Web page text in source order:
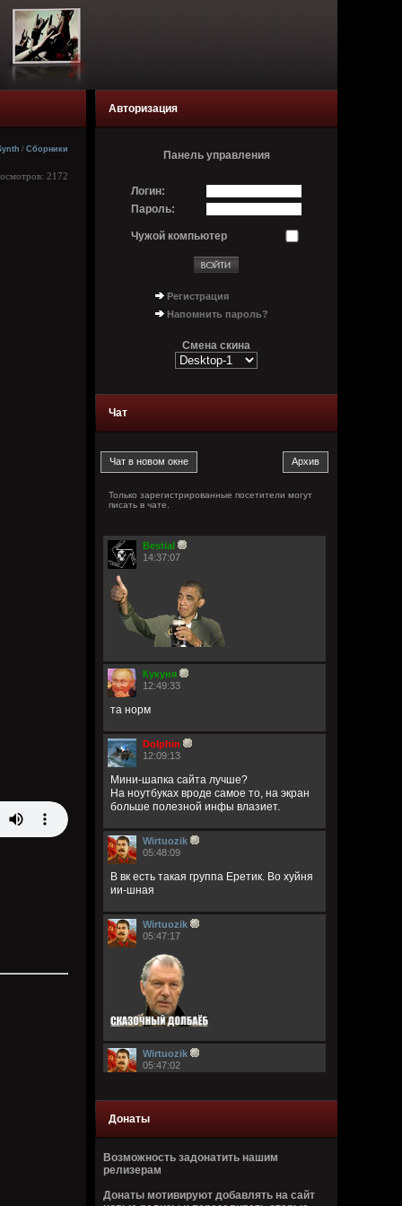
/ Сборники
2172
Авторизация
Панель управления
Логин:
Пароль:
Чужой компьютер
Регистрация
Напомнить пароль?
Смена скина
Чат
Только зарегистрированные посетители могут
писать в чате.
Bestial
14:37:07
Кукуня
12:49:33
та норм
Dolphin
12:09:13
Мини-шапка сайта лучше?
На ноутбуках вроде самое то, на экран
больше полезной инфы влазиет.
Wirtuozik
05:48:09
В вк есть такая группа Еретик. Во хуйня
ии-шная
Wirtuozik
05:47:17
Wirtuozik
05:47:02
05:46:44
Донаты
Возможность задонатить нашим
релизерам
Донаты мотивируют добавлять на сайт